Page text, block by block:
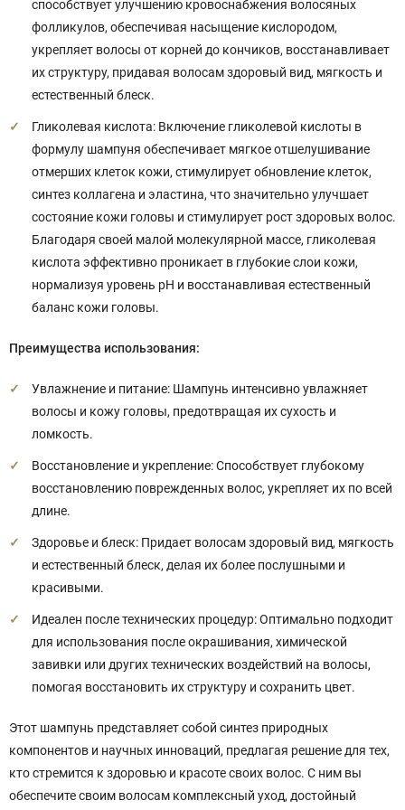
способствует улучшению кровоснабжения волосяных
фолликулов, обеспечивая насыщение кислородом,
укрепляет волосы от корней до кончиков, восстанавливает
их структуру, придавая волосам здоровый вид, мягкость и
естественный блеск.
Гликолевая кислота: Включение гликолевой кислоты в
формулу шампуня обеспечивает мягкое отшелушивание
отмерших клеток кожи, стимулирует обновление клеток,
синтез коллагена и эластина, что значительно улучшает
состояние кожи головы и стимулирует рост здоровых волос.
Благодаря своей малой молекулярной массе, гликолевая
кислота эффективно проникает в глубокие слои кожи,
нормализуя уровень рН и восстанавливая естественный
баланс кожи головы.
Преимущества использования:
Увлажнение и питание: Шампунь интенсивно увлажняет
волосы и кожу головы, предотвращая их сухость и
ломкость.
Восстановление и укрепление: Способствует глубокому
восстановлению поврежденных волос, укрепляет их по всей
длине.
Здоровье и блеск: Придает волосам здоровый вид, мягкость
и естественный блеск, делая их более послушными и
красивыми.
Идеален после технических процедур: Оптимально подходит
для использования после окрашивания, химической
завивки или других технических воздействий на волосы,
помогая восстановить их структуру и сохранить цвет.
Этот шампунь представляет собой синтез природных
компонентов и научных инноваций, предлагая решение для тех,
кто стремится к здоровью и красоте своих волос. С ним вы
обеспечите своим волосам комплексный уход, достойный